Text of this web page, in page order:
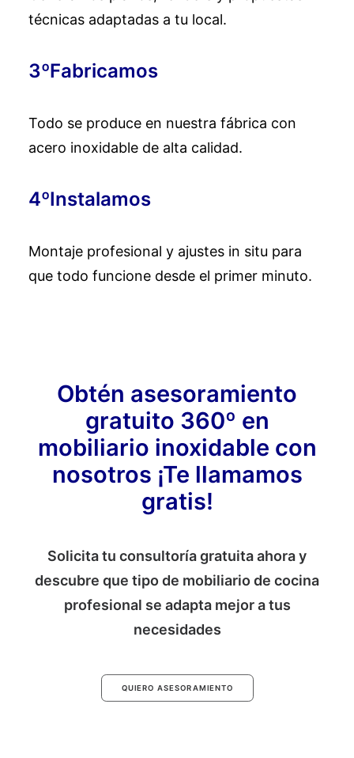
técnicas adaptadas a tu local.
3ºFabricamos
Todo se produce en nuestra fábrica con
acero inoxidable de alta calidad.
4ºInstalamos
Montaje profesional y ajustes in situ para
que todo funcione desde el primer minuto.
Obtén asesoramiento
gratuito 360º en
mobiliario inoxidable con
nosotros ¡Te llamamos
gratis!
Solicita tu consultoría gratuita ahora y
descubre que tipo de mobiliario de cocina
profesional se adapta mejor a tus
necesidades
QUIERO ASESORAMIENTO